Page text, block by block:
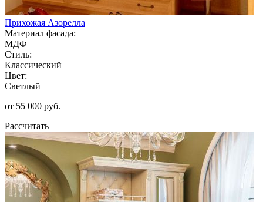
Прихожая Азорелла
Материал фасада:
МДФ
Стиль:
Классический
Цвет:
Светлый
от 55 000 руб.
Рассчитать